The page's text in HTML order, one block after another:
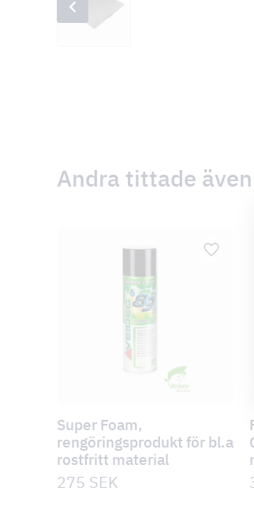
Andra tittade
Super Foam,
rengöringsprodukt för bl.a
rostfritt material
275 SEK